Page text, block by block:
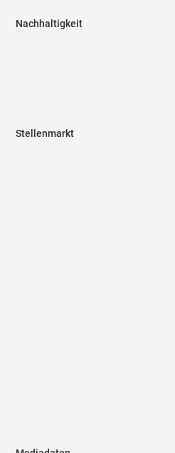
Nachhaltigkeit
Stellenmarkt